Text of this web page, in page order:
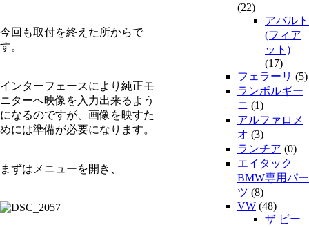
今回も取付を終えた所からで
す。
インターフェースにより純正モ
ニターへ映像を入力出来るよう
になるのですが、画像を映すた
めには準備が必要になります。
まずはメニューを開き、
(22)
アバルト
(フィア
ット)
(17)
フェラーリ (5)
ランボルギー
ニ (1)
アルファロメ
オ (3)
ランチア (0)
エイタック
BMW専用パー
ツ (8)
VW (48)
ザ ビー